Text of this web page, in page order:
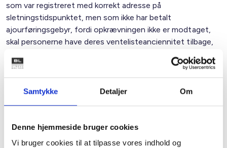
Samtykke Detaljer Om
Denne hjemmeside bruger cookies
Vi bruger cookies til at tilpasse vores indhold og
som var registreret med korrekt adresse på
sletningstidspunktet, men som ikke har betalt
ajourføringsgebyr, fordi opkrævningen ikke er modtaget,
skal personerne have deres ventelisteanciennitet tilbage,
bevis for, at posten er kommet frem jf. ovenfor.
almindelig post, eller har boligorganisationen ikke
dette bevis.
Den enkelte boligorganisation må vurdere, om der er behov